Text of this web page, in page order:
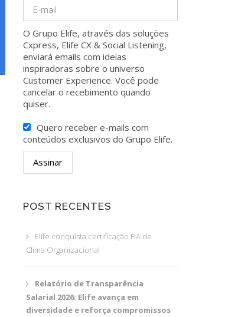
O Grupo Elife, através das soluções
Cxpress, Elife CX & Social Listening,
enviará emails com ideias
inspiradoras sobre o universo
Customer Experience. Você pode
cancelar o recebimento quando
quiser.
Quero receber e-mails com
conteúdos exclusivos do Grupo Elife.
POST RECENTES
Elife conquista certificação FIA de
Clima Organizacional
Relatório de Transparência
Salarial 2026: Elife avança em
diversidade e reforça compromissos